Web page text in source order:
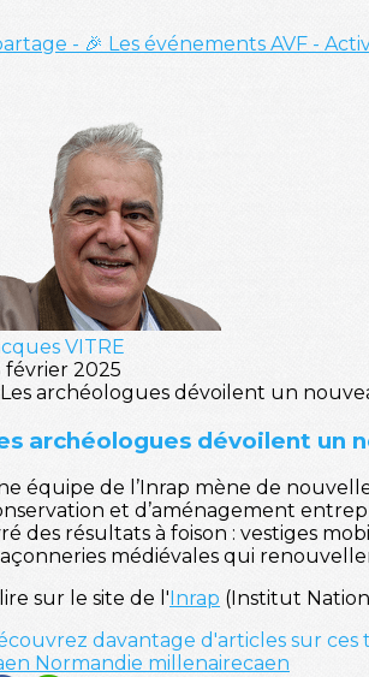
- 🎉 Les événements AVF -
VITRE
février 2025
archéologues dévoilent un
équipe de l’Inrap mène de
et d’aménagement
des résultats à foison : vestiges
médiévales qui
sur le site de l' Inrap (Institut
davantage d'articles sur ces
Normandie millenairecaen